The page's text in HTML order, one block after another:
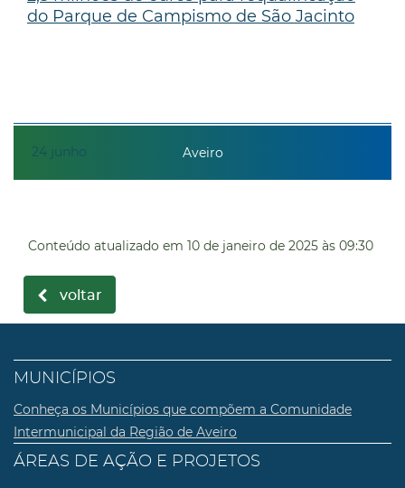
24 junho
do Parque de Campismo de São Jacinto
Aveiro
Conteúdo atualizado em 10 de janeiro de 2025 às 09:30
voltar
MUNICÍPIOS
Conheça os Municípios que compõem a Comunidade
Intermunicipal da Região de Aveiro
ÁREAS DE AÇÃO E PROJETOS